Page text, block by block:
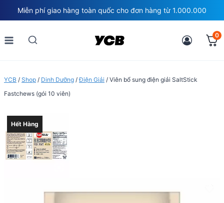
to
content
Miễn phí giao hàng toàn quốc cho đơn hàng từ 1.000.000
0
YCB / Shop / Dinh Dưỡng /Điện Giải / Viên bổ sung điện giải SaltStick
Fastchews (gói 10 viên)
Hết Hàng